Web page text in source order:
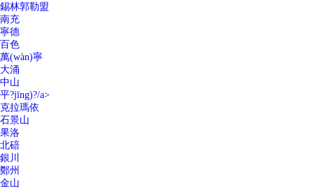
錫林郭勒盟
南充
寧德
百色
萬(wàn)寧
大涌
中山
平?jīng)?/a>
克拉瑪依
石景山
果洛
北碚
銀川
鄭州
金山